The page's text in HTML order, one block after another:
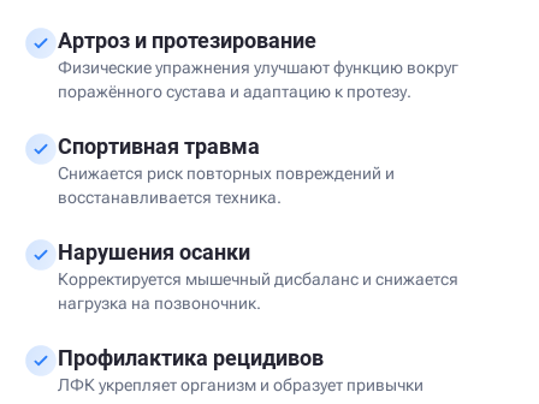
Артроз и протезирование
Физические упражнения улучшают функцию вокруг
поражённого сустава и адаптацию к протезу.
Спортивная травма
Снижается риск повторных повреждений и
восстанавливается техника.
Нарушения осанки
Корректируется мышечный дисбаланс и снижается
нагрузка на позвоночник.
Профилактика рецидивов
ЛФК укрепляет организм и образует привычки